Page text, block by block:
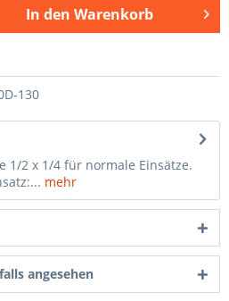
In den Warenkorb
130
1/2 x 1/4 für normale Einsätze.
mehr
angesehen